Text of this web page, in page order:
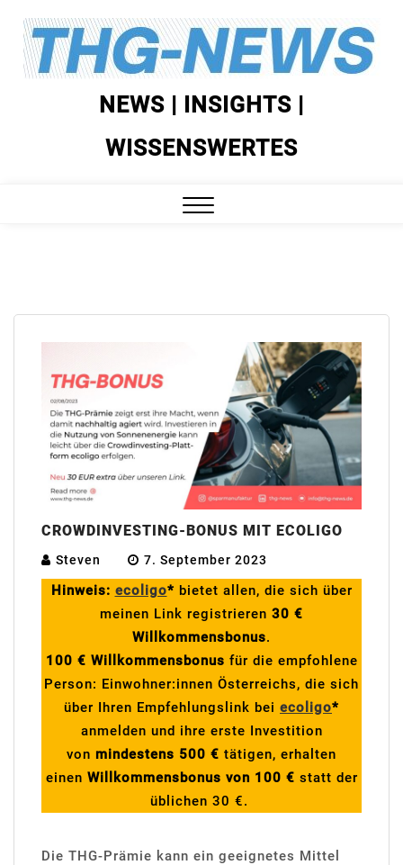
Skip
content
NEWS | INSIGHTS |
WISSENSWERTES
CROWDINVESTING-BONUS MIT ECOLIGO
Steven 7. September 2023
Hinweis: ecoligo* bietet allen, die sich über
meinen Link registrieren 30 €
Willkommensbonus.
100 € Willkommensbonus für die empfohlene
Person: Einwohner:innen Österreichs, die sich
über Ihren Empfehlungslink bei ecoligo*
anmelden und ihre erste Investition
von mindestens 500 € tätigen, erhalten
einen Willkommensbonus von 100 € statt der
üblichen 30 €.
Die THG-Prämie kann ein geeignetes Mittel